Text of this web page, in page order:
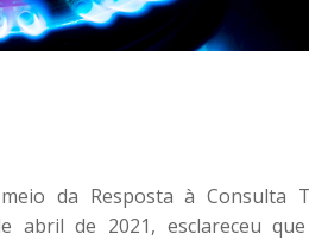
da Resposta à Consulta
abril de 2021, esclareceu